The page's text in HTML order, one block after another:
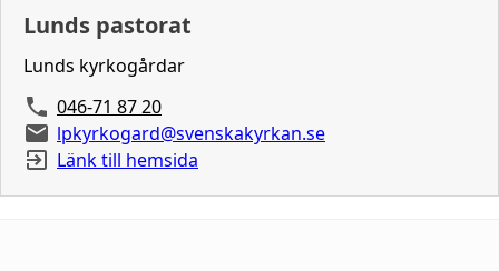
Lunds pastorat
Lunds kyrkogårdar
046-71 87 20
lpkyrkogard@svenskakyrkan.se
Länk till hemsida